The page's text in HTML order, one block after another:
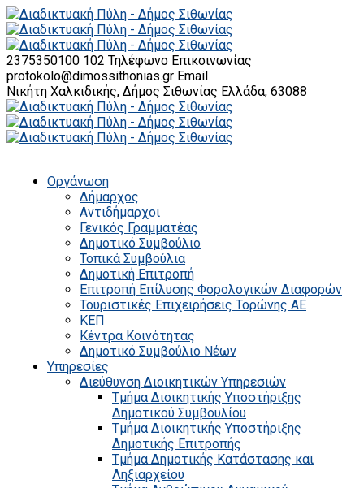
2375350100 102 Τηλέφωνο Επικοινωνίας
protokolo@dimossithonias.gr Email
Νικήτη Χαλκιδικής, Δήμος Σιθωνίας Ελλάδα, 63088
Οργάνωση
Δήμαρχος
Αντιδήμαρχοι
Γενικός Γραμματέας
Δημοτικό Συμβούλιο
Τοπικά Συμβούλια
Δημοτική Επιτροπή
Επιτροπή Επίλυσης Φορολογικών Διαφορών
Τουριστικές Επιχειρήσεις Τορώνης ΑΕ
ΚΕΠ
Κέντρα Κοινότητας
Δημοτικό Συμβούλιο Νέων
Υπηρεσίες
Διεύθυνση Διοικητικών Υπηρεσιών
Τμήμα Διοικητικής Υποστήριξης
Δημοτικού Συμβουλίου
Τμήμα Διοικητικής Υποστήριξης
Δημοτικής Επιτροπής
Τμήμα Δημοτικής Κατάστασης και
Ληξιαρχείου